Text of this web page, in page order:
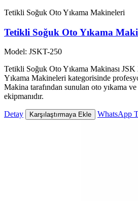
Tetikli Soğuk Oto Yıkama Makineleri
Tetikli Soğuk Oto Yıkama
Model: JSKT-250
Tetikli Soğuk Oto Yıkama Makinası
Yıkama Makineleri kategorisinde
Makina tarafından sunulan oto yıkama
ekipmanıdır.
Detay Karşılaştırmaya Ekle WhatsApp